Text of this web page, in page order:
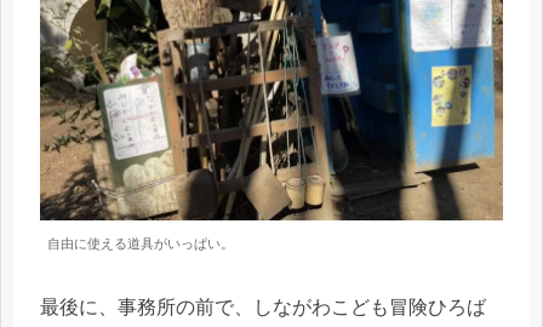
自由に使える道具がいっぱい。
最後に、事務所の前で、しながわこども冒険ひろば